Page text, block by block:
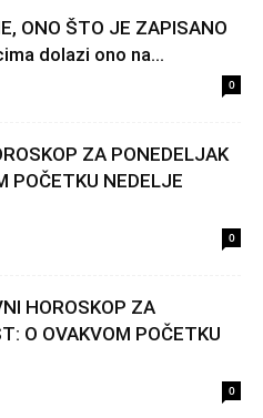
ONO ŠTO JE ZAPISANO
dolazi ono na...
0
ZA PONEDELJAK
POČETKU NEDELJE
0
HOROSKOP ZA
O OVAKVOM POČETKU
0